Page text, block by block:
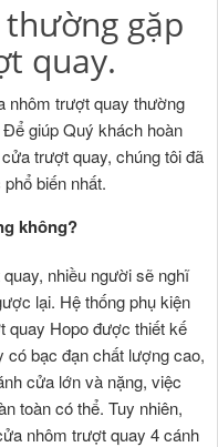
gặp
quay.
nhôm trượt quay thường
giúp Quý khách hoàn
trượt quay, chúng tôi đã
biến nhất.
không?
nhiều người sẽ nghĩ
lại. Hệ thống phụ kiện
quay Hopo được thiết kế
bạc đạn chất lượng cao,
cửa lớn và nặng, việc
toàn có thể. Tuy nhiên,
nhôm trượt quay 4 cánh